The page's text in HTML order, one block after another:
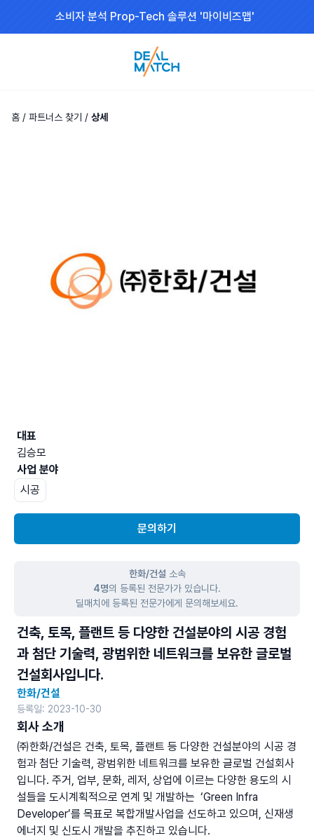
소비자 분석 Prop-Tech 솔루션 '마이비즈맵'
홈 / 파트너스 찾기 / 상세
건축, 토목, 플랜트 등 다양한 건설분야의 시공 경험
과 첨단 기술력, 광범위한 네트워크를 보유한 글로벌
건설회사입니다.
한화/건설
등록일: 2023-10-30
회사 소개
㈜한화/건설은 건축, 토목, 플랜트 등 다양한 건설분야의 시공 경
험과 첨단 기술력, 광범위한 네트워크를 보유한 글로벌 건설회사
입니다. 주거, 업부, 문화, 레저, 상업에 이르는 다양한 용도의 시
설들을 도시계획적으로 연계 및 개발하는  ‘Green Infra
Developer’를 목표로 복합개발사업을 선도하고 있으며, 신재생
에너지 및 신도시 개발을 추진하고 있습니다.
대표
김승모
사업 분야
시공
문의하기
한화/건설 소속
4명의 등록된 전문가가 있습니다.
딜매치에 등록된 전문가에게 문의해보세요.